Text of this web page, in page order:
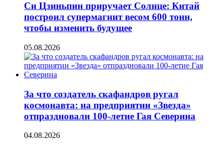
Си Цзиньпин приручает Солнце: Китай
построил супермагнит весом 600 тонн,
чтобы изменить будущее
05.08.2026
За что создатель скафандров ругал
космонавта: на предприятии «Звезда»
отпраздновали 100-летие Гая Северина
04.08.2026